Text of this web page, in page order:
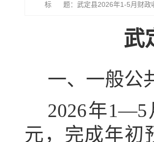
标 题：武定县2026年1-5月财政
武
一、一般公
2026年1—5
元，完成年初